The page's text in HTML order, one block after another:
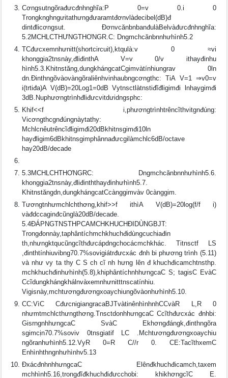
Cơngsutngõrađưcđnhnghĩa:P 0=v 0.i 0
Trongknghngưitathưngđưaramtđơnvlàdecibel(dB)đ
dintđlicơngsut. ÐơnvcănbnbanđulàBelvàđưcđnhnghĩa:
5.2MCHLCTHƯNGTHƠNGR.C: Dngmchcănbnnhưhình5.2
TCđưcxemnhưnitt(shortcircuit),ktqulà:v 0 ≈vi
khonggia2tnsnày,đliđinthA V=v 0/v ithayđinhu
hình5.3.Khitnstăng,dungkhángcatCgimvàtínhiungrav 0ln
dn.Ðinthngõvàovàngõraliênhvinhaubngcơngthc: TiA V=1 ⇒v0=v
i(trtiđa)A V(dB)=20Log1=0dB Vytnsctlàtnstiđĩđligimđi lnhaygimđi
3dB.Nuphươngtrìnhđliđưcvitdưidngsphc:
Khif<<f i,phươngtrìnhtrêncĩthvitgnđúng:
Vicơngthcgnđúngnàytathy:
Mchlcnêutrêncĩđligimđi20dBkhitnsgimđi10ln
hayđligim6dBkhitnsgimphânnađưcgilàmchlc6dB/octave
hay20dB/decade
5.3MCHLCHTHƠNGRC: Dngmchcănbnnhưhình5.6.
khonggia2tnsnày,đliđinththayđinhưhình5.7.
Khitnstăngdn,dungkhángcatCcànggimvàv 0cànggim.
Tươngtnhưmchlchthơng,khif>>f ithìA V(dB)=20log(f/f i)
vàđdccaginđcũnglà20dB/decade.
5.4ÐÁPNGTNSTHPCAMCHKHUCHÐIDÙNGBJT:
Trongđonnày,taphântíchmchkhuchđidùngcuchiađin
th,nhưngktqucũngcĩthđưcápdngchocácmchkhác. Titnsctf LS
,đinthtínhiuvibng70.7%sovigiátrđưcxác đnh bi phương trình (5.11)
và như vy ta thy C S ch cĩ nh hưng lên đ khuchđicamchtnsthp.
mchkhuchđinhưhình(5.8),khiphântíchnhhưngcaC S; tagisC EvàC
Ccĩdungkhángkhálnvàxemnhưnitttnscatínhiu.
Vigisnày,mchtươngđươngxoaychiungõvàonhưhình5.10.
CC:VìC CđưcnigiangracaBJTvàtinênhìnhnhCCvàR L,R 0
nhưmtmchlcthưngthơng.TnsctdonhhưngcaC Ccĩthđưcxác đnhbi:
GisrngnhhưngcaC SvàC Ekhơngđángk,đinthngõra
sgimcịn70.7%soviv 0tnsgiatif LC .Mchtươngđươngxoaychiu
ngõranhưhình5.12.VyR 0=R C//r 0. CE:TacĩthxemC
Enhìnhthngnhưhìnhv5.13
ÐxácđnhnhhưngcaC Elênđkhuchđicamch,taxem
mchhình5.16,trongđĩđkhuchđiđưcchobi: khikhơngcĩC E.